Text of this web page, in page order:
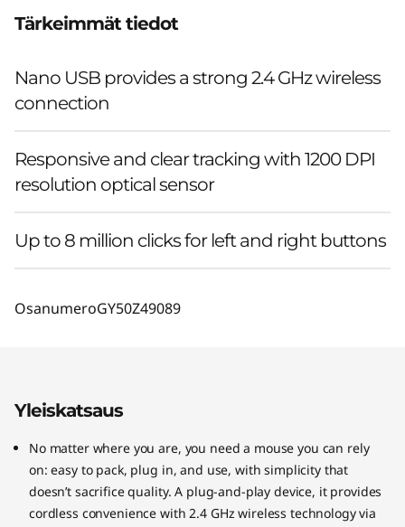
Tärkeimmät tiedot
Nano USB provides a strong 2.4 GHz wireless
connection
Responsive and clear tracking with 1200 DPI
resolution optical sensor
Up to 8 million clicks for left and right buttons
OsanumeroGY50Z49089
Yleiskatsaus
No matter where you are, you need a mouse you can rely
on: easy to pack, plug in, and use, with simplicity that
doesn’t sacrifice quality. A plug-and-play device, it provides
cordless convenience with 2.4 GHz wireless technology via